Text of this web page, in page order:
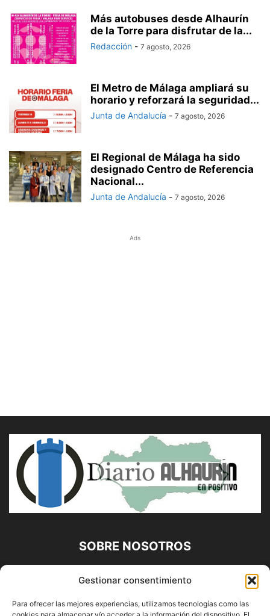
Gestionar consentimiento
Para ofrecer las mejores experiencias, utilizamos tecnologías como las
Más autobuses desde Alhaurín
de la Torre para disfrutar de la...
Redacción - 7 agosto, 2026
El Metro de Málaga ampliará su
horario y reforzará la seguridad...
Junta de Andalucía - 7 agosto, 2026
El Regional de Málaga ha sido
designado Centro de Referencia
Nacional...
Junta de Andalucía - 7 agosto, 2026
Ads
SOBRE NOSOTROS
Diario Alhaurín (www.alhaurindelatorre.com) Propiedad de
Francisco E. López López | 639 95 71 95 | Noticias de
Alhaurín de la Torre, Málaga y Provincia|